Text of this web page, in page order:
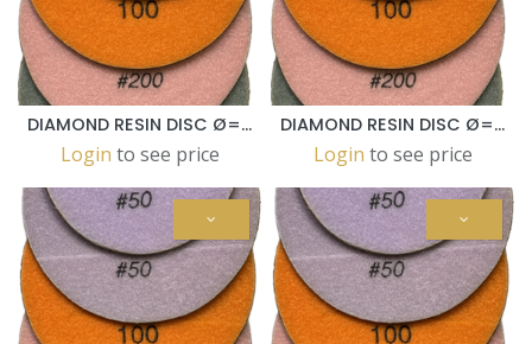
DIAMOND RESIN DISC Ø=150 - GRAIN 800
Login to see price
DIAMOND RESIN DISC Ø=150 - GRAIN 50
Login to see price